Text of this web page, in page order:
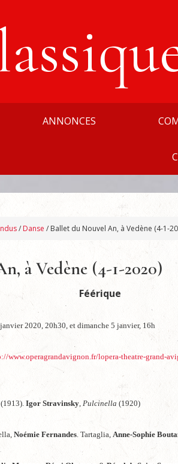
ANNONCES
/ Danse / Ballet du Nouvel An, à Vedène (4-1-
à Vedène (4-1-2020)
Féérique
2020, 20h30, et dimanche 5 janvier, 16h
www.operagrandavignon.fr/lopera-theatre-grand-
(1913). Igor Stravinsky, Pulcinella (1920)
Noémie Fernandes. Tartaglia, Anne-Sophie